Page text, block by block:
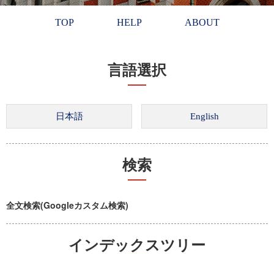
TOP HELP ABOUT
言語選択
検索
全文検索(Googleカスタム検索)
インデックスツリー